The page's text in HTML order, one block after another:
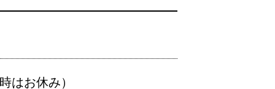
はお休み）